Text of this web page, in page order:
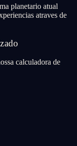
planetario atual
atraves de
calculadora de